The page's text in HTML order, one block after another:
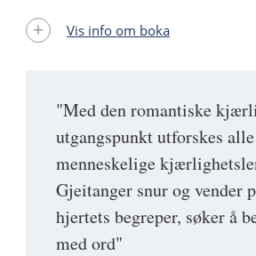
"Med den romantiske
utgangspunkt utforskes
menneskelige
Gjeitanger snur og vender
hjertets begreper, søker å
med ord"
Vis info om boka